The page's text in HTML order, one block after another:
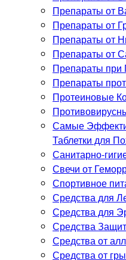
Препараты от
Препараты от
Препараты от
Препараты от
Препараты при
Препараты
Протеиновые
Самые
Таблетки для
Санитарно-
Свечи от
Спортивное
Средства для
Средства для
Средства
Средства от
Средства от